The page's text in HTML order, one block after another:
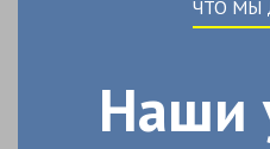
ЧТО МЫ
Наши